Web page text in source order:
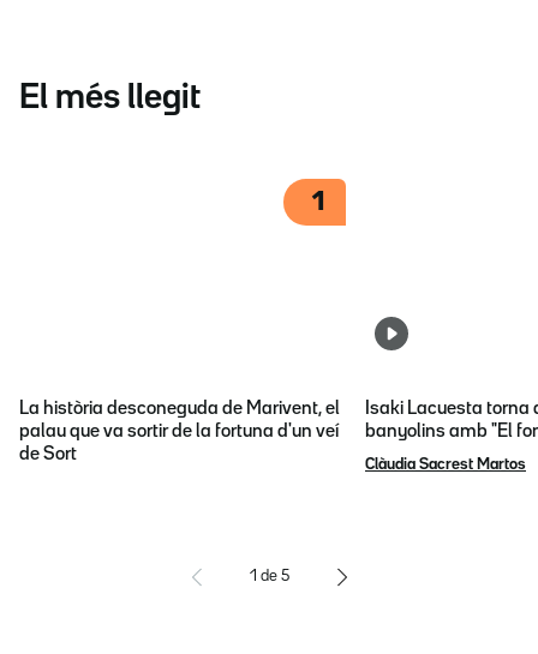
El més llegit
1
La història desconeguda de Marivent, el
palau que va sortir de la fortuna d'un veí
de Sort
Isaki Lacuesta torna
banyolins amb "El
Clàudia Sacrest Martos
1 de 5